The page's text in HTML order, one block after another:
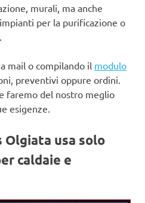
murali, ma anche
per la purificazione o
mail o compilando il modulo
preventivi oppure ordini.
faremo del nostro meglio
esigenze.
Olgiata usa solo
caldaie e